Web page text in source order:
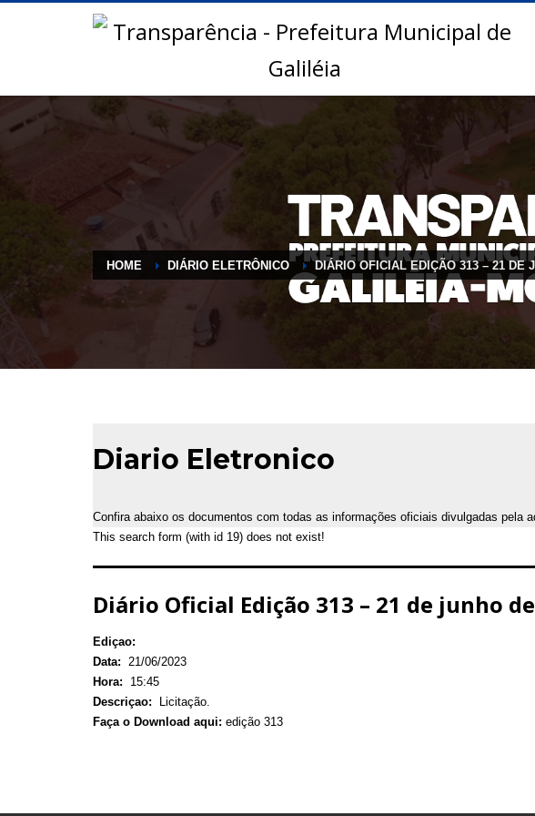
HOME DIÁRIO ELETRÔNICO DIÁRIO OFICIAL EDIÇÃO 313 – 21 DE
Diario Eletronico
Confira abaixo os documentos com todas as informações oficiais divulgadas pela
This search form (with id 19) does not exist!
Diário Oficial Edição 313 – 21 de junho
Ediçao:
Data: 21/06/2023
Hora:
15:45
Descriçao:
Licitação.
Faça o Download aqui: edição 313